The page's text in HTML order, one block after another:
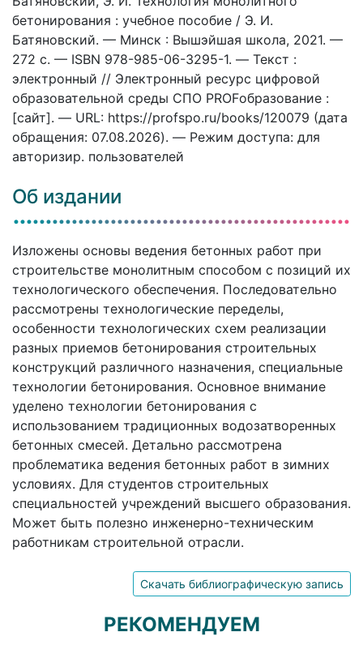
бетонирования : учебное пособие / Э. И.
Батяновский. — Минск : Вышэйшая школа, 2021. —
272 c. — ISBN 978-985-06-3295-1. — Текст :
электронный // Электронный ресурс цифровой
образовательной среды СПО PROFобразование :
[сайт]. — URL: https://profspo.ru/books/120079 (дата
обращения: 07.08.2026). — Режим доступа: для
авторизир. пользователей
Об издании
Изложены основы ведения бетонных работ при
строительстве монолитным способом с позиций их
технологического обеспечения. Последовательно
рассмотрены технологические переделы,
особенности технологических схем реализации
разных приемов бетонирования строительных
конструкций различного назначения, специальные
технологии бетонирования. Основное внимание
уделено технологии бетонирования с
использованием традиционных водозатворенных
бетонных смесей. Детально рассмотрена
проблематика ведения бетонных работ в зимних
условиях. Для студентов строительных
специальностей учреждений высшего образования.
Может быть полезно инженерно-техническим
работникам строительной отрасли.
Скачать библиографическую запись
РЕКОМЕНДУЕМ